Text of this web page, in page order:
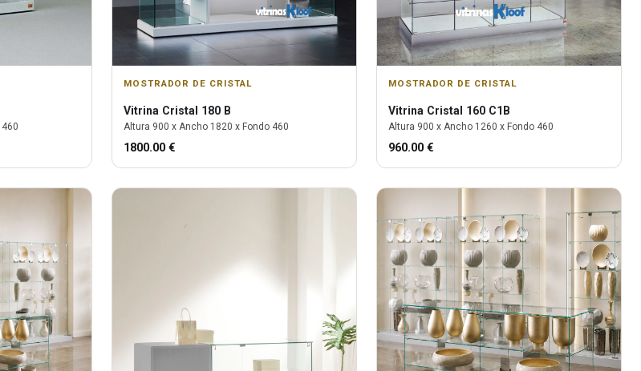
460
MOSTRADOR DE CRISTAL
Vitrina Cristal 180 B
Altura 900 x Ancho 1820 x Fondo 460
1800.00 €
MOSTRADOR DE CRISTAL
Vitrina Cristal 160 C1B
Altura 900 x Ancho 1260 x Fondo 460
960.00 €